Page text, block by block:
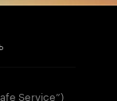
Service”)